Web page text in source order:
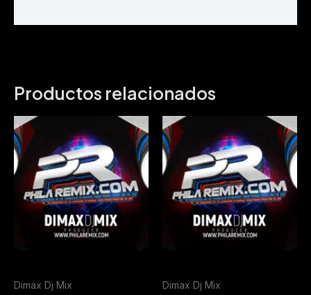
Productos relacionados
Dimax Dj Mix Dimax Dj Mix